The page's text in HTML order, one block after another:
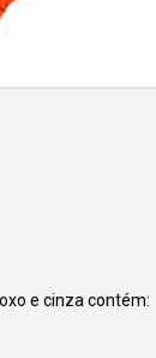
e cinza contém: